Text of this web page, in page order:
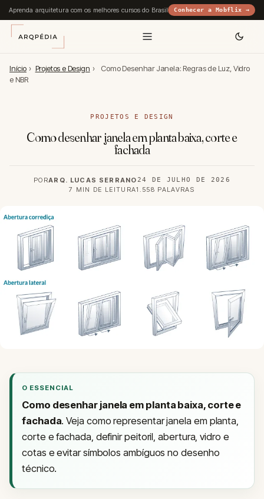
Aprenda arquitetura com os melhores cursos do Brasil Conhecer a Mobflix →
Início › Projetos e Design ›
Como Desenhar Janela: Regras de Luz, Vidro
e NBR
PROJETOS E DESIGN
Como desenhar janela em planta baixa, corte e
fachada
PORARQ. LUCAS SERRANO24 DE JULHO DE 2026
7 MIN DE LEITURA1.558 PALAVRAS
O ESSENCIAL
Como desenhar janela em planta baixa, corte e
fachada. Veja como representar janela em planta,
corte e fachada, definir peitoril, abertura, vidro e
cotas e evitar símbolos ambíguos no desenho
técnico.